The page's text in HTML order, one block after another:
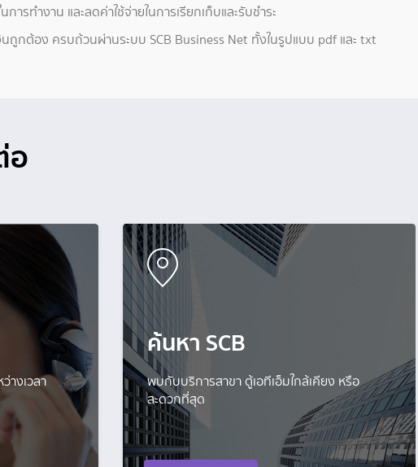
ารทำงาน และลดค่าใช้จ่ายในการเรียกเก็บและรับชำระ
นถูกต้อง ครบถ้วนผ่านระบบ SCB Business Net ทั้งในรูปแบบ pdf และ txt
อ
างเวลา
ค้นหา SCB
พบกับบริการสาขา ตู้เอทีเอ็มใกล้เคียง หรือ
สะดวกที่สุด